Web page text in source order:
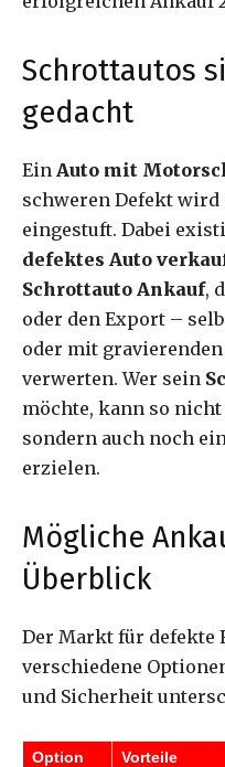
Schrottautos
gedacht
Ein Auto mit
schweren Defekt
eingestuft. Dabei
defektes Auto
Schrottauto Ankauf,
oder den Export –
oder mit
verwerten. Wer sein
möchte, kann so
sondern auch noch
erzielen.
Mögliche
Überblick
Der Markt für defekte
verschiedene
und Sicherheit
Option Vorteile